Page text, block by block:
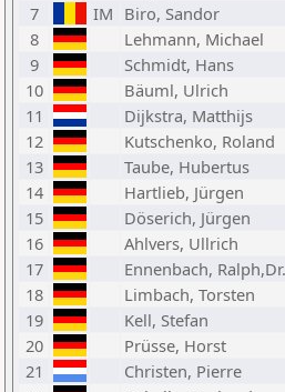
7
IM Biro, Sandor
8
Lehmann, Michael
9
Schmidt, Hans
10
Bäuml, Ulrich
11
Dijkstra, Matthijs
12
Kutschenko, Roland
13
Taube, Hubertus
14
Hartlieb, Jürgen
15
Döserich, Jürgen
16
Ahlvers, Ullrich
17
Ennenbach, Ralph,Dr.
18
Limbach, Torsten
19
Kell, Stefan
20
Prüsse, Horst
21
Christen, Pierre